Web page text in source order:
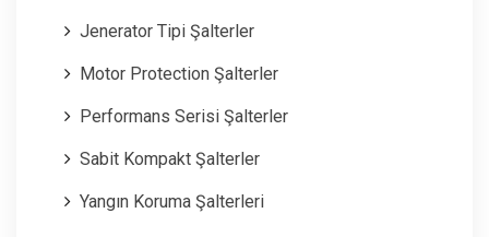
Jenerator Tipi Şalterler
Motor Protection Şalterler
Performans Serisi Şalterler
Sabit Kompakt Şalterler
Yangın Koruma Şalterleri